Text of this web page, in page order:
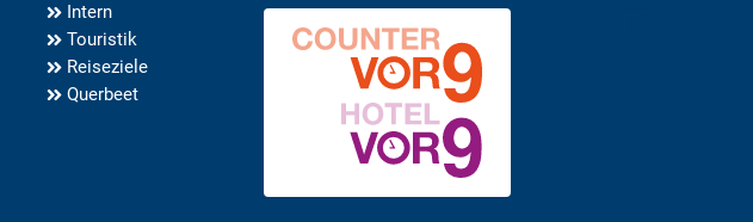
Intern
Touristik
Reiseziele
Querbeet